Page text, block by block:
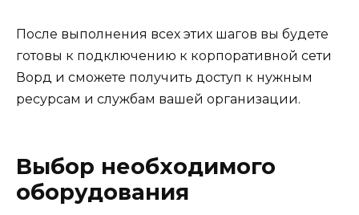
После выполнения всех этих шагов вы будете
готовы к подключению к корпоративной сети
Ворд и сможете получить доступ к нужным
ресурсам и службам вашей организации.
Выбор необходимого
оборудования